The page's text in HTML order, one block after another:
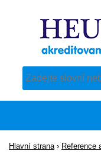
Pro vyhledávání
Hlavní strana › Reference